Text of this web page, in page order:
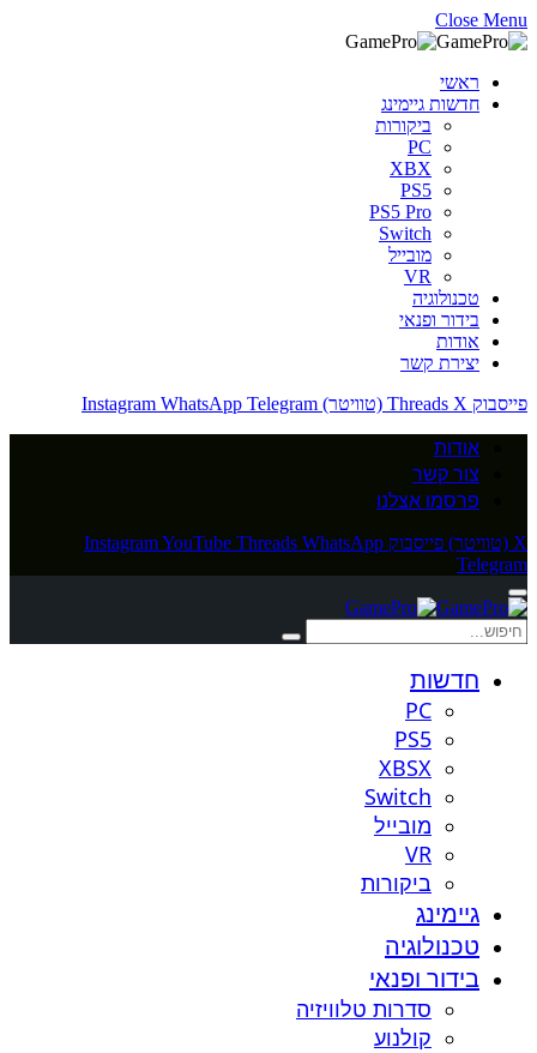
Close Menu
ראשי
חדשות גיימינג
ביקורות
PC
XBX
PS5
PS5 Pro
Switch
מובייל
VR
טכנולוגיה
בידור ופנאי
אודות
יצירת קשר
פייסבוק
Threads X (טוויטר) Instagram WhatsApp Telegram
אודות
צור קשר
פרסמו אצלנו
X (טוויטר) פייסבוק InstagramYouTube Threads WhatsApp
Telegram
חדשות
PC
PS5
XBSX
Switch
מובייל
VR
ביקורות
גיימינג
טכנולוגיה
בידור ופנאי
סדרות טלוויזיה
קולנוע